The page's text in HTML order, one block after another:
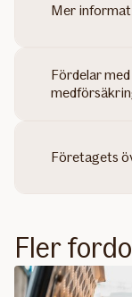
Mer
Fördelar
Företagets
Fler